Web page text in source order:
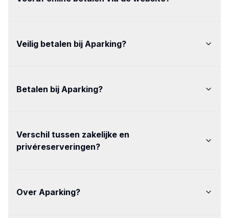
Veilig betalen bij Aparking?
Betalen bij Aparking?
Verschil tussen zakelijke en
privéreserveringen?
Over Aparking?